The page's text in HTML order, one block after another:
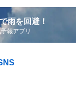
雨を回避！
報アプリ